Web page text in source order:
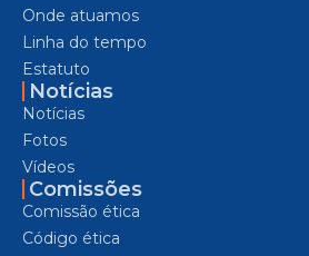
Onde atuamos
Linha do tempo
Estatuto
Notícias
Notícias
Fotos
Vídeos
Comissões
Comissão ética
Código ética